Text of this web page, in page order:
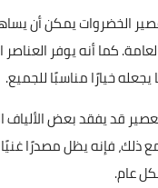
عصير الخضروات يمكن أن
كما أنه يوفر
خيارًا مناسبًا للجميع.
قد يفقد بعض
ذلك، فإنه يظل مصدرًا غنيًا
عام.